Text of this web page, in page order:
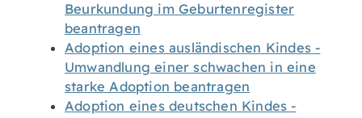
Beurkundung im Geburtenregister
beantragen
Adoption eines ausländischen Kindes -
Umwandlung einer schwachen in eine
starke Adoption beantragen
Adoption eines deutschen Kindes -